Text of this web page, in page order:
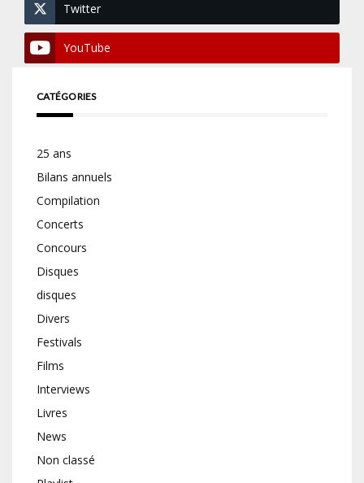
Twitter
YouTube
CATÉGORIES
25 ans
Bilans annuels
Compilation
Concerts
Concours
Disques
disques
Divers
Festivals
Films
Interviews
Livres
News
Non classé